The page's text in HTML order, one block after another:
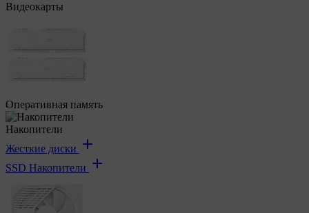
Видеокарты
Оперативная память
Накопители
Жесткие диски
SSD Накопители